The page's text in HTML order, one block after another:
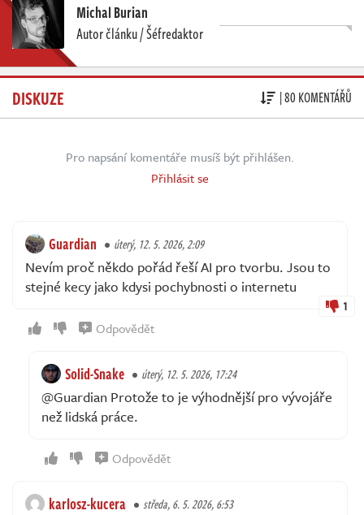
Michal Burian
Autor článku / Šéfredaktor
DISKUZE | 80 KOMENTÁŘŮ
Pro napsání komentáře musíš být přihlášen.
Přihlásit se
Guardian úterý, 12. 5. 2026, 2:09
Nevím proč někdo pořád řeší AI pro tvorbu. Jsou to
stejné kecy jako kdysi pochybnosti o internetu
1
Odpovědět
Solid-Snake úterý, 12. 5. 2026, 17:24
@Guardian Protože to je výhodnější pro vývojáře
než lidská práce.
Odpovědět
karlosz-kucera středa, 6. 5. 2026, 6:53